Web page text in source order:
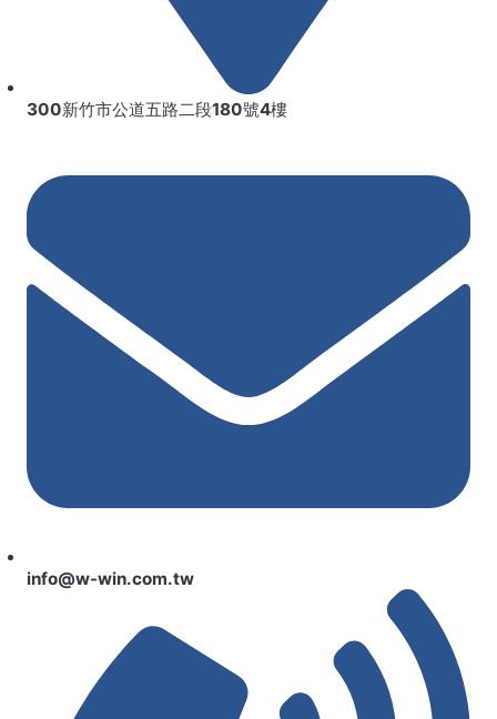
300新竹市公道五路二段180號4樓
info@w-win.com.tw